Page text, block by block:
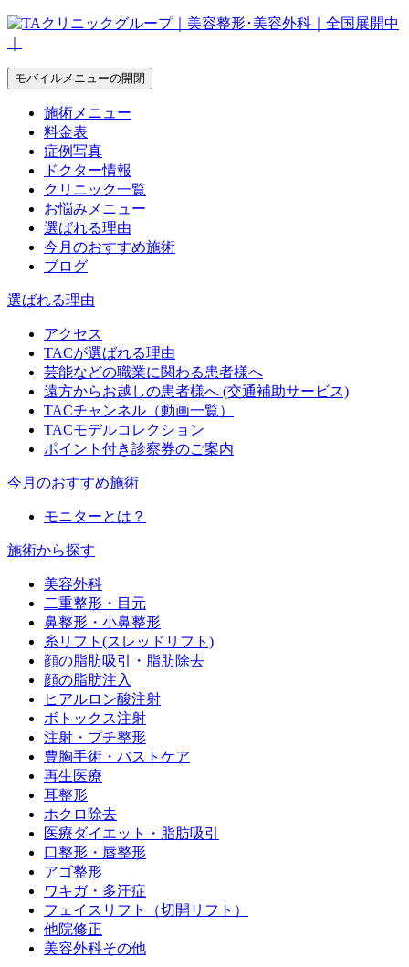
モバイルメニューの開閉
施術メニュー
料金表
症例写真
ドクター情報
クリニック一覧
お悩みメニュー
選ばれる理由
今月のおすすめ施術
ブログ
選ばれる理由
アクセス
TACが選ばれる理由
芸能などの職業に関わる患者様へ
遠方からお越しの患者様へ (交通補助サービス)
TACチャンネル（動画一覧）
TACモデルコレクション
ポイント付き診察券のご案内
今月のおすすめ施術
モニターとは？
施術から探す
美容外科
二重整形・目元
鼻整形・小鼻整形
糸リフト(スレッドリフト)
顔の脂肪吸引・脂肪除去
顔の脂肪注入
ヒアルロン酸注射
ボトックス注射
注射・プチ整形
豊胸手術・バストケア
再生医療
耳整形
ホクロ除去
医療ダイエット・脂肪吸引
口整形・唇整形
アゴ整形
ワキガ・多汗症
フェイスリフト（切開リフト）
他院修正
美容外科その他